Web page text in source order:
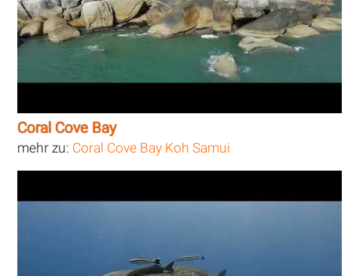
Coral Cove Bay
mehr zu: Coral Cove Bay Koh Samui